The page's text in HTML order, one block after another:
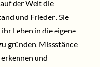
der Welt die
und Frieden. Sie
Leben in die eigene
gründen, Missstände
und